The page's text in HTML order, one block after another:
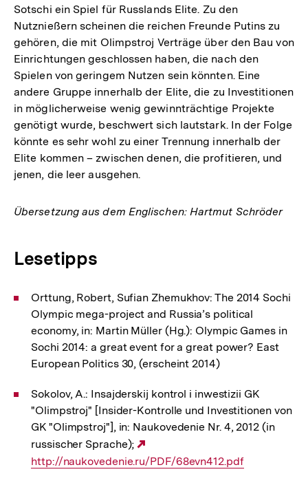
Sotschi ein Spiel für Russlands Elite. Zu den
Nutznießern scheinen die reichen Freunde Putins zu
gehören, die mit Olimpstroj Verträge über den Bau von
Einrichtungen geschlossen haben, die nach den
Spielen von geringem Nutzen sein könnten. Eine
andere Gruppe innerhalb der Elite, die zu Investitionen
in möglicherweise wenig gewinnträchtige Projekte
genötigt wurde, beschwert sich lautstark. In der Folge
könnte es sehr wohl zu einer Trennung innerhalb der
Elite kommen – zwischen denen, die profitieren, und
jenen, die leer ausgehen.
Übersetzung aus dem Englischen: Hartmut Schröder
Lesetipps
Orttung, Robert, Sufian Zhemukhov: The 2014 Sochi
Olympic mega-project and Russia’s political
economy, in: Martin Müller (Hg.): Olympic Games in
Sochi 2014: a great event for a great power? East
European Politics 30, (erscheint 2014)
Sokolov, A.: Insajderskij kontrol i inwestizii GK
"Olimpstroj" [Insider-Kontrolle und Investitionen von
GK "Olimpstroj"], in: Naukovedenie Nr. 4, 2012 (in
russischer Sprache);
Link:
http://naukovedenie.ru/PDF/68evn412.pdf